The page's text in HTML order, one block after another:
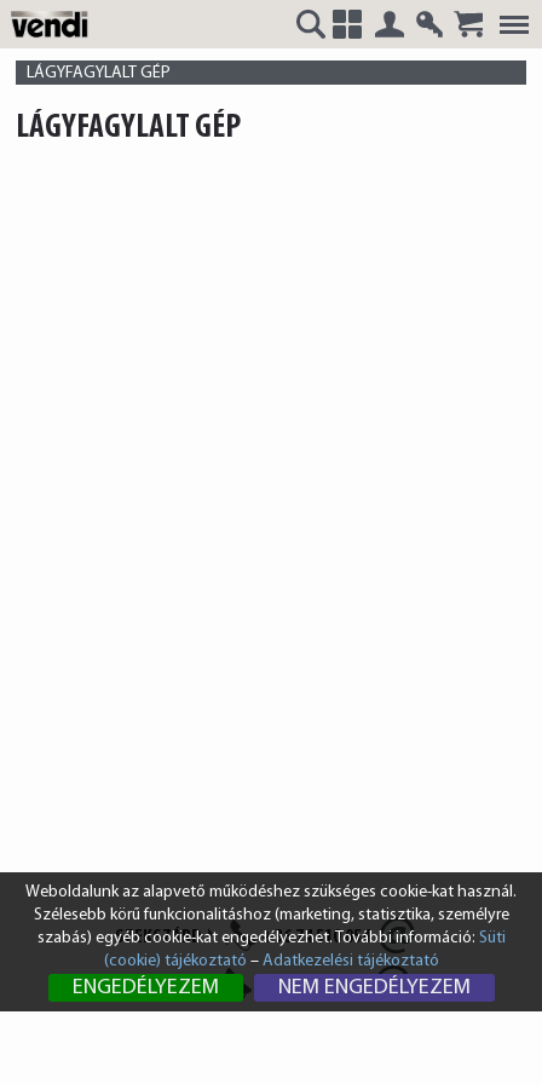
VENDI
SZEKSZÁRD +36 74 510 054
info@vendi.hu
BUDAPEST +36 1 431 8687
LÁGYFAGYLALT GÉP
LÁGYFAGYLALT GÉP
Weboldalunk az alapvető működéshez szükséges cookie-kat használ.
Szélesebb körű funkcionalitáshoz (marketing, statisztika, személyre
szabás) egyéb cookie-kat engedélyezhet. További információ: Süti
(cookie) tájékoztató – Adatkezelési tájékoztató
ENGEDÉLYEZEM NEM ENGEDÉLYEZEM